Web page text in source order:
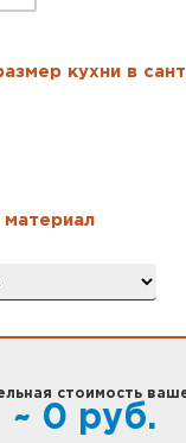
кухни в
стоимость
~ 0 руб.